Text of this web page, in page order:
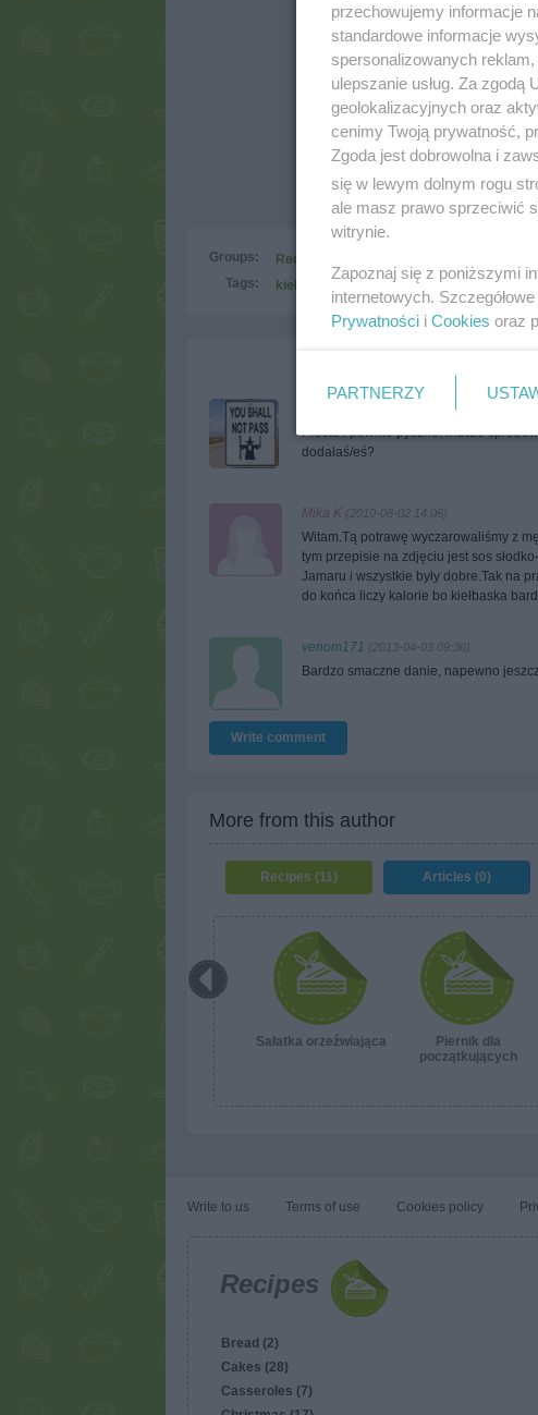
Groups:
Recipes for the lazy
Tags:
kiełbasa sos słodko-kwaśny
(2010-08-02 00:21)
Proste i pewnie pyszne. Musze
dodałaś/eś?
Mika K (2010-08-02 14:06)
Witam.Tą potrawę wyczarowaliśmy z
tym przepisie na zdjęciu jest sos
Jamaru i wszystkie były dobre.Tak na
do końca liczy kalorie bo kiełbaska
venom171 (2013-04-03 09:36)
Bardzo smaczne danie, napewno
Write comment
More from this author
Recipes (11) Articles (0)
Sałatka orzeźwiająca
Piernik dla
początkujących
Write to us Terms of use Cookies policy
Recipes
Bread (2)
Cakes (28)
Casseroles (7)
przechowujemy informacje
standardowe informacje
spersonalizowanych
ulepszanie usług. Za
geolokalizacyjnych oraz
cenimy Twoją prywatność,
Zgoda jest dobrowolna i
się w lewym dolnym rogu
ale masz prawo sprzeciwić
witrynie.
Zapoznaj się z poniższymi
internetowych.
Prywatności i Cookies oraz
PARTNERZY